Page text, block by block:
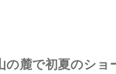
の麓で初夏のショ